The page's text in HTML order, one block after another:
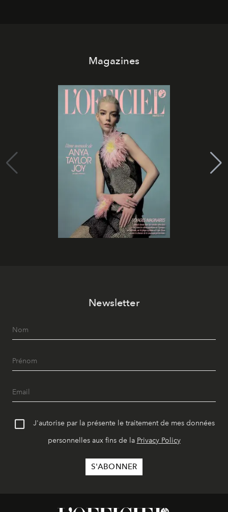
Magazines
Newsletter
J'autorise par la présente le traitement de mes données
personnelles aux fins de la Privacy Policy